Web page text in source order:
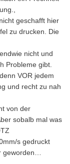
geschafft hier
zu drucken. Die
nicht und
Probleme gibt.
VOR jedem
und recht zu nah
von der
sobalb mal was
s gedruckt
geworden…